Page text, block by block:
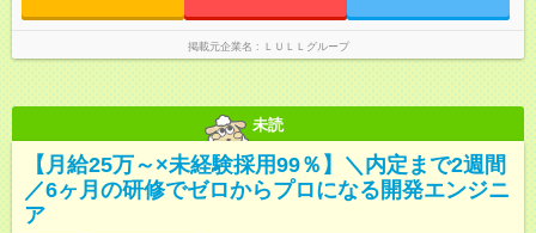
なし残業代を含みます。※超過分は全額支給いたします。 みな
別途支給いたします ※研修期間中（最大12ヶ月間）も、試用期
掲載元企業名 ＬＵＬＬグループ
未読
【月給25万～×未経験採用99％】＼内定まで2週間
／6ヶ月の研修でゼロからプロになる開発エンジニ
ア